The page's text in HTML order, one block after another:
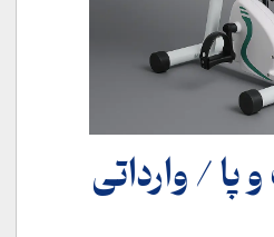
/ وارداتی